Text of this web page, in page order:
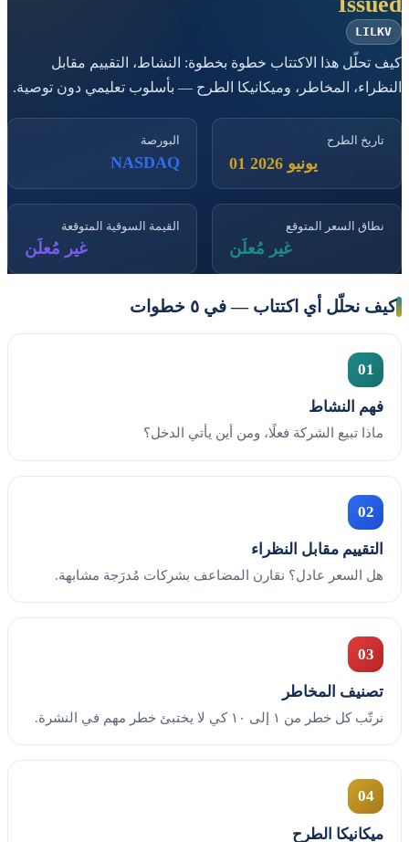
LILKV
كيف تحلّل هذا الاكتتاب خطوة بخطوة: النشاط، التقييم مقابل
النظراء، المخاطر، وميكانيكا الطرح — بأسلوب تعليمي دون توصية.
تاريخ الطرح
01 يونيو 2026
البورصة
NASDAQ
نطاق السعر المتوقع
غير مُعلَن
القيمة السوقية المتوقعة
غير مُعلَن
كيف نحلّل أي اكتتاب — في ٥ خطوات
01
فهم النشاط
ماذا تبيع الشركة فعلًا، ومن أين يأتي الدخل؟
02
التقييم مقابل النظراء
هل السعر عادل؟ نقارن المضاعف بشركات مُدرَجة مشابهة.
03
تصنيف المخاطر
نرتّب كل خطر من ١ إلى ١٠ كي لا يختبئ خطر مهم في النشرة.
04
ميكانيكا الطرح